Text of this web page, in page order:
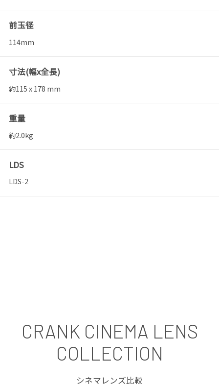
前玉径
114mm
寸法(幅x全長)
約115 x 178 mm
重量
約2.0kg
LDS
LDS-2
CRANK CINEMA LENS
COLLECTION
シネマレンズ比較